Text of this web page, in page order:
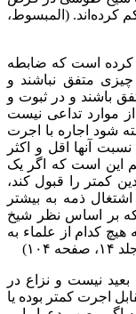
کرده‌اند. (المبسوط،
کرده است که ضابطه
متفق نباشند و
باشند و در ثبوت و
موارد تداعی نیست
شود اجاره با اجرت
آنها اقل و اکثر
این است که اگر یک
کمتر را قبول کند،
ذمه به بیشتر
که بر اساس نظر شیخ
هیچ کدام از علماء به
نیست و نزاع در
اجرت کمتر بوده یا